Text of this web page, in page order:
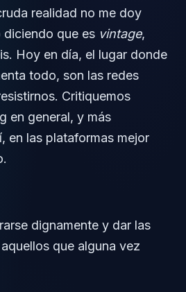
realidad no me doy
diciendo que es vintage,
Hoy en día, el lugar donde
todo, son las redes
Critiquemos
en general, y más
en las plataformas mejor
dignamente y dar las
que alguna vez